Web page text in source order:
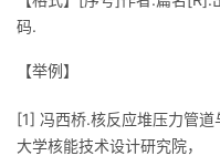
码.
【举例】
[1] 冯西桥.核反应堆压力管
大学核能技术设计研究院，